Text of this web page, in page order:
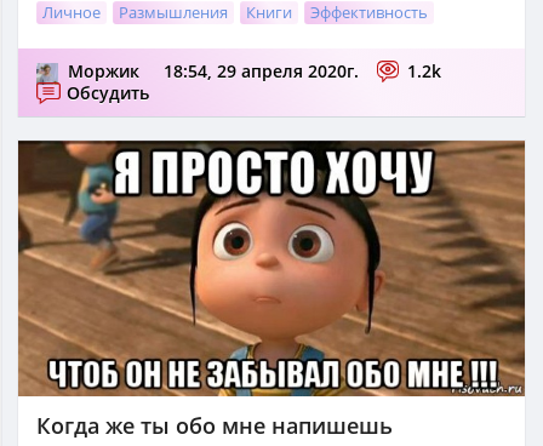
Личное Размышления Книги Эффективность
Моржик 18:54, 29 апреля 2020г.
1.2k
Обсудить
Когда же ты обо мне напишешь